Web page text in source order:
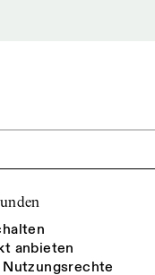
anbieten